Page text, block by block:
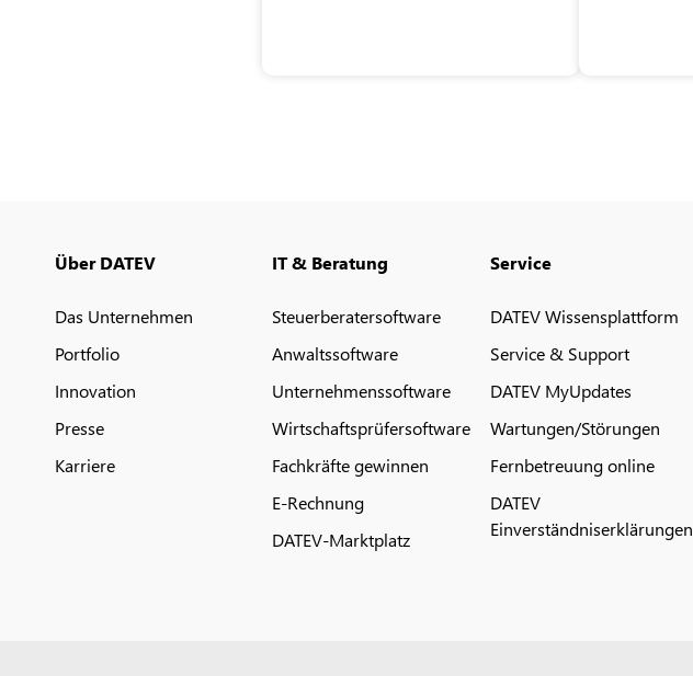
Über DATEV
Das Unternehmen
Portfolio
Innovation
Presse
Karriere
IT & Beratung
Steuerberatersoftware
Anwaltssoftware
Unternehmenssoftware
Wirtschaftsprüfersoftware
Fachkräfte gewinnen
E-Rechnung
DATEV-Marktplatz
Service
DATEV Wissensplattform
Service & Support
DATEV MyUpdates
Wartungen/Störungen
Fernbetreuung online
DATEV
Einverständniserklärungen